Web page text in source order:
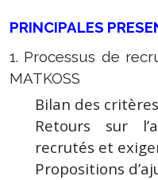
PRINCIPALES
1. Processus de
MATKOSS
Bilan des
Retours sur
recrutés et
Propositions